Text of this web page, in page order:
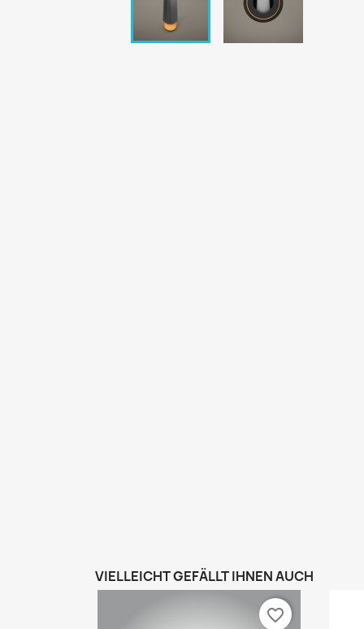
VIELLEICHT GEFÄLLT IHNEN AUCH
favorite_border